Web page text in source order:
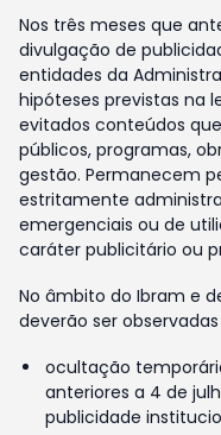
Nos três meses que
divulgação de
entidades da
hipóteses previstas na
evitados conteúdos
públicos, programas,
gestão. Permanecem
estritamente
emergenciais ou de
caráter publicitário ou
No âmbito do Ibram e
deverão ser
ocultação
anteriores a 4 de
publicidade